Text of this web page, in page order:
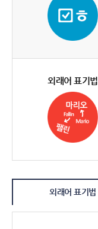
외래어 표기법
외래어 표기법